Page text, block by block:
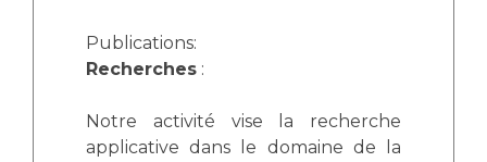
Publications:
Recherches :
Notre activité vise la recherche
applicative dans le domaine de la